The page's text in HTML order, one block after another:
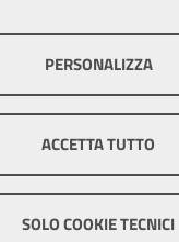
Essi non
per scopi di
utilizzati senza
PERSONALIZZA
ACCETTA TUTTO
SOLO COOKIE TECNICI
Mappa del sito